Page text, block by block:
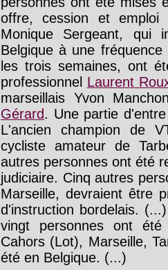
offre, cession et emploi
Monique Sergeant, qui
Belgique à une
les trois semaines, ont
professionnel Laurent
marseillais Yvon
Gérard. Une partie
L'ancien champion de
cycliste amateur de
autres personnes ont été
judiciaire. Cinq autres
Marseille, devraient être
d'instruction bordelais.
vingt personnes ont
Cahors (Lot), Marseille,
été en Belgique. (...)